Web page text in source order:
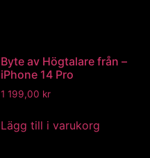
Byte av Högtalare från –
iPhone 14 Pro
1 199,00 kr
Lägg till i varukorg